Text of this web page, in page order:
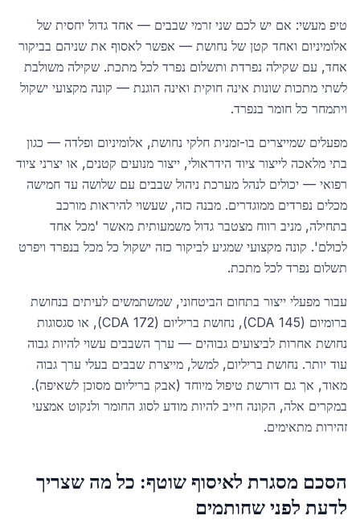
טיפ מעשי: אם יש לכם שני זרמי שבבים — אחד גדול יחסית של
אלומיניום ואחד קטן של נחושת — אפשר לאסוף את שניהם בביקור
אחד, עם שקילה נפרדת ותשלום נפרד לכל מתכת. שקילה משולבת
לשתי מתכות שונות אינה חוקית ואינה הוגנת — קונה מקצועי ישקול
ויתמחר כל חומר בנפרד.
מפעלים שמייצרים בו-זמנית חלקי נחושת, אלומיניום ופלדה — כגון
בתי מלאכה לייצור ציוד הידראולי, ייצור מנועים קטנים, או יצרני ציוד
רפואי — יכולים לנהל מערכת ניהול שבבים עם שלושה עד חמישה
מכלים נפרדים ממוגדרים. מבנה כזה, שעשוי להיראות מורכב
בתחילה, מניב רווח מצטבר גדול משמעותית מאשר 'מכל אחד
לכולם'. קונה מקצועי שמגיע לביקור כזה ישקול כל מכל בנפרד ויפרט
תשלום נפרד לכל מתכת.
עבור מפעלי ייצור בתחום הביטחוני, שמשתמשים לעיתים בנחושת
ברומיום (CDA 145), נחושת בריליום (CDA 172), או סגסוגות
נחושת אחרות לביצועים גבוהים — ערך השבבים עשוי להיות גבוה
עוד יותר. נחושת בריליום, למשל, מייצרת שבבים בעלי ערך גבוה
מאוד, אך גם דורשת טיפול מיוחד (אבק בריליום מסוכן לשאיפה).
במקרים אלה, הקונה חייב להיות מודע לסוג החומר ולנקוט אמצעי
זהירות מתאימים.
הסכם מסגרת לאיסוף שוטף: כל מה שצריך
לדעת לפני שחותמים